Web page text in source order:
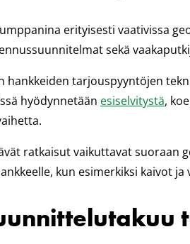
erityisesti vaativissa
sekä
tarjouspyyntöjen
hyödynnetään esiselvitystä,
ratkaisut vaikuttavat
kun esimerkiksi kaivot